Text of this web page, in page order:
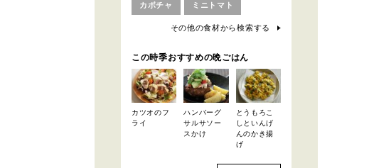
カボチャ ミニトマト
その他の食材から検索する
この時季おすすめの晩ごはん
カツオのフ
ライ
ハンバーグ
サルサソー
スかけ
とうもろこ
しといんげ
んのかき揚
げ